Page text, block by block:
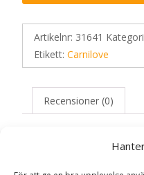
Artikelnr: 31641
Etikett: Carnilove
Recensioner (0)